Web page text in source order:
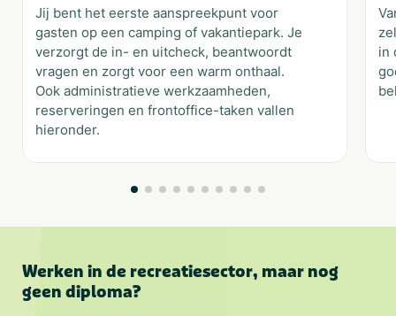
Jij bent het eerste aanspreekpunt voor
gasten op een camping of vakantiepark. Je
verzorgt de in- en uitcheck, beantwoordt
vragen en zorgt voor een warm onthaal.
Ook administratieve werkzaamheden,
reserveringen en frontoffice-taken vallen
hieronder.
in
Werken in de recreatiesector, maar nog
geen diploma?